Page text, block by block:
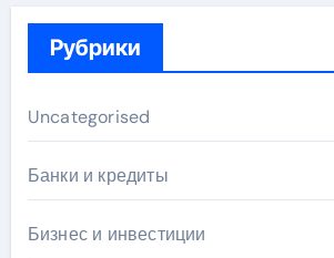
Рубрики
Uncategorised
Банки и кредиты
Бизнес и инвестиции